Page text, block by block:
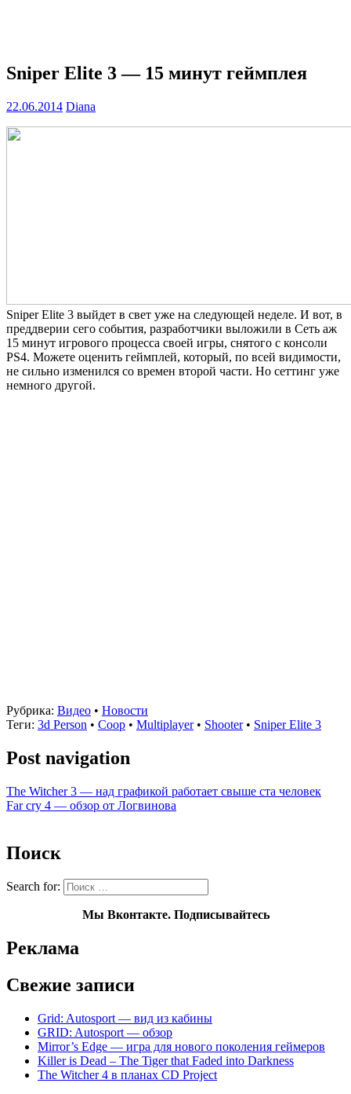
Sniper Elite 3 — 15 минут геймплея
22.06.2014 Diana
Sniper Elite 3 выйдет в свет уже на следующей неделе. И вот, в
преддверии сего события, разработчики выложили в Сеть аж
15 минут игрового процесса своей игры, снятого с консоли
PS4. Можете оценить геймплей, который, по всей видимости,
не сильно изменился со времен второй части. Но сеттинг уже
немного другой.
Рубрика: Видео • Новости
Теги: 3d Person • Coop • Multiplayer• Shooter• Sniper Elite 3
Post navigation
The Witcher 3 — над графикой работает свыше ста человек
Far cry 4 — обзор от Логвинова
Поиск
Search for:
Мы Вконтакте. Подписывайтесь
Реклама
Свежие записи
Grid: Autosport — вид из кабины
GRID: Autosport — обзор
Mirror’s Edge — игра для нового поколения геймеров
Killer is Dead – The Tiger that Faded into Darkness
The Witcher 4 в планах CD Project